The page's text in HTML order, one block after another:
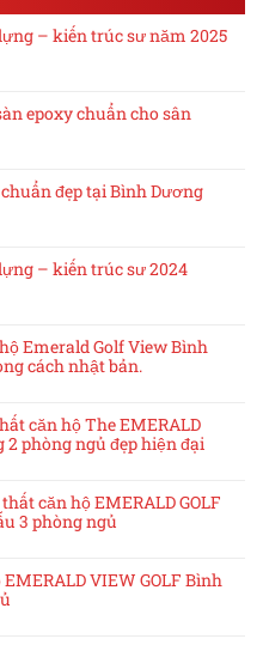
– kiến trúc sư năm 2025
epoxy chuẩn cho sân
đẹp tại Bình Dương
– kiến trúc sư 2024
Emerald Golf View Bình
cách nhật bản.
căn hộ The EMERALD
2 phòng ngủ đẹp hiện đại
căn hộ EMERALD GOLF
3 phòng ngủ
VIEW GOLF Bình